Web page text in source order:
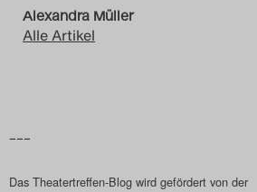
Alexandra Müller
Alle Artikel
–––
Das Theatertreffen-Blog wird gefördert von der